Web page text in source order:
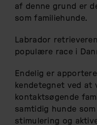
af denne grund er
som familiehunde.
Labrador
populære race i
Endelig er
kendetegnet ved at
kontaktsøgende
samtidig hunde
stimulering og